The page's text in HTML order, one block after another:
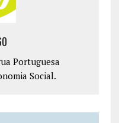
Portuguesa
Social.